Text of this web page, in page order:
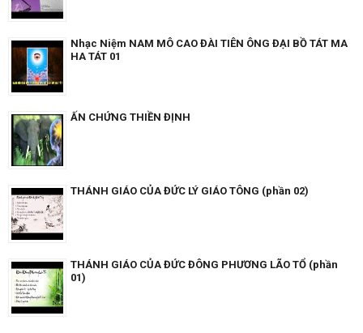
Nhạc Niệm NAM MÔ CAO ĐÀI TIÊN ÔNG ĐẠI BỒ TÁT MA
HA TÁT 01
ẤN CHỨNG THIỀN ĐỊNH
THÁNH GIÁO CỦA ĐỨC LÝ GIÁO TÔNG (phần 02)
THÁNH GIÁO CỦA ĐỨC ĐÔNG PHƯƠNG LÃO TỔ (phần
01)